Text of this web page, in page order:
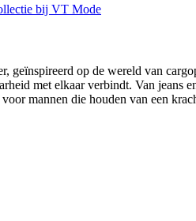
geïnspireerd op de wereld van
met elkaar verbindt. Van
mannen die houden van een